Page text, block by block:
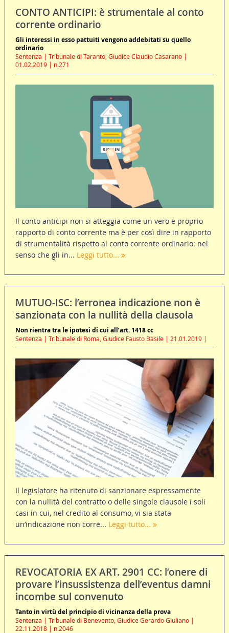
CONTO ANTICIPI: è strumentale al conto
corrente ordinario
Gli interessi in esso pattuiti vengono addebitati su quello
ordinario
Sentenza | Tribunale di Taranto, Giudice Claudio Casarano |
01.02.2019 | n.271
Il conto anticipi non si atteggia come un vero e proprio
rapporto di conto corrente ma è per così dire in rapporto
di strumentalità rispetto al conto corrente ordinario: nel
senso che gli in... Leggi tutto...
MUTUO-ISC: l’erronea indicazione non è
sanzionata con la nullità della clausola
Non rientra tra le ipotesi di cui all’art. 1418 cc
Sentenza | Tribunale di Roma, Giudice Fausto Basile | 21.01.2019 |
Il legislatore ha ritenuto di sanzionare espressamente
con la nullità del contratto o delle singole clausole i soli
casi in cui, nel credito al consumo, vi sia stata
un’indicazione non corre... Leggi tutto...
REVOCATORIA EX ART. 2901 CC: l’onere di
provare l’insussistenza dell’eventus damni
incombe sul convenuto
Tanto in virtù del principio di vicinanza della prova
Sentenza | Tribunale di Benevento, Giudice Gerardo Giuliano |
22.11.2018 | n.2046